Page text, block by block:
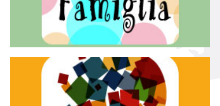
Teatro in famiglia
Continua